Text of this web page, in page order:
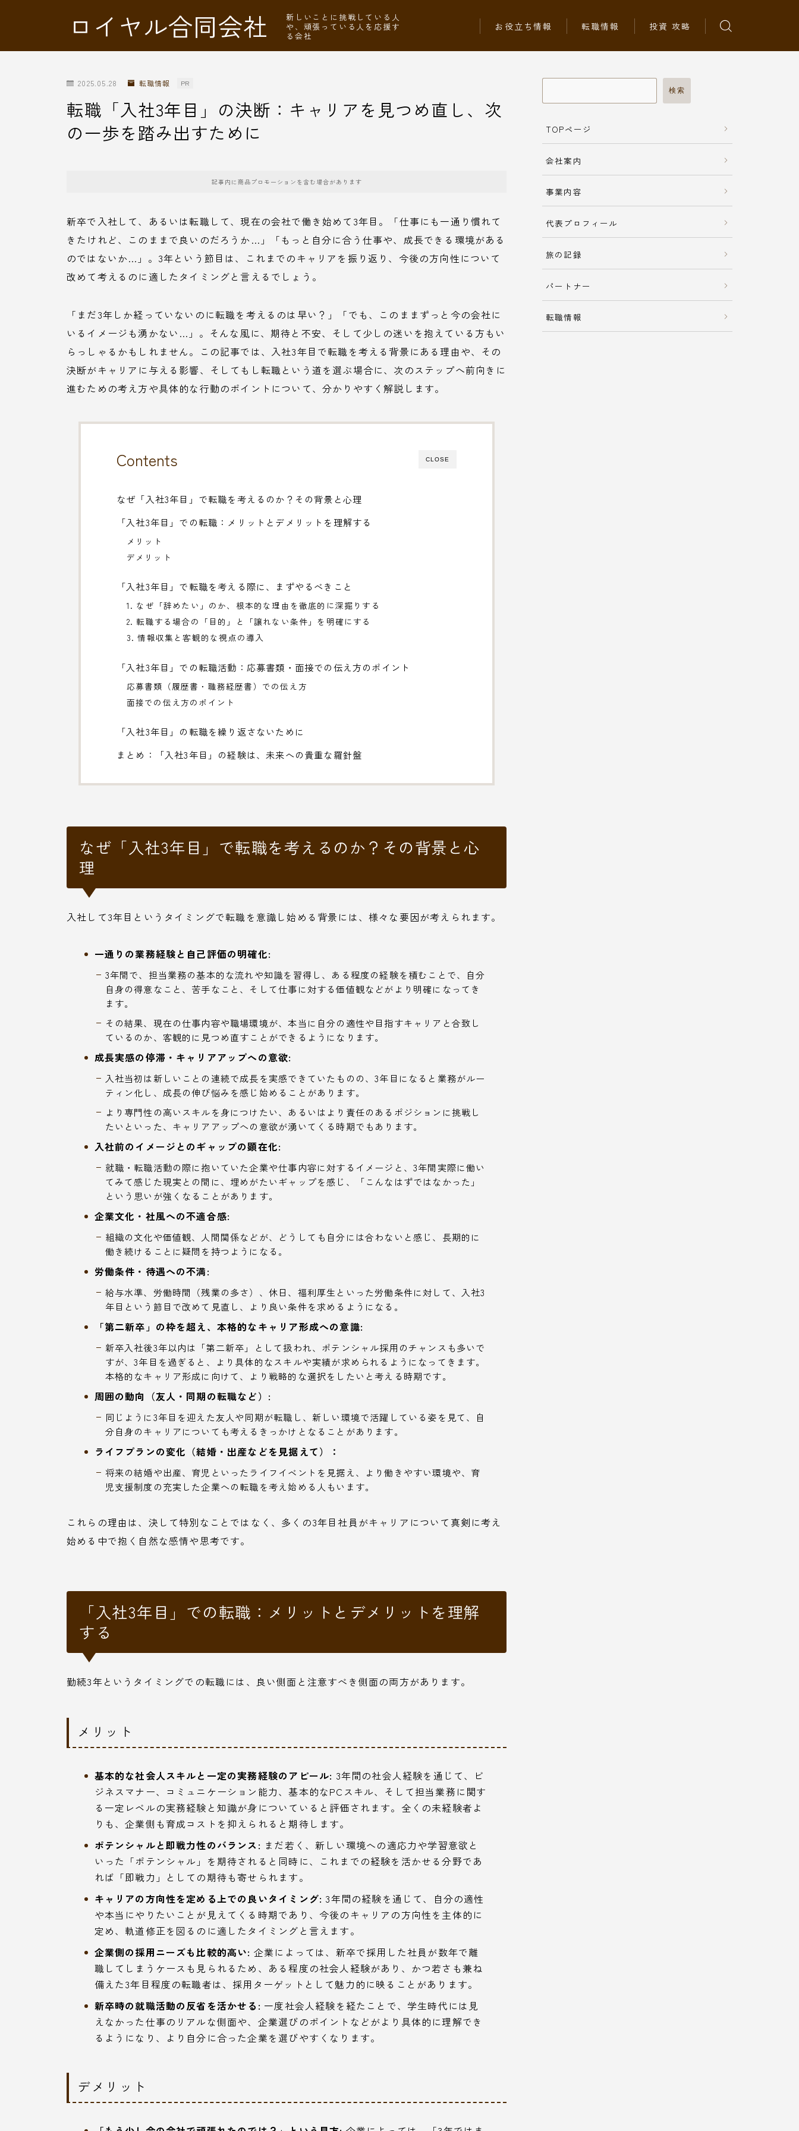
ロイヤル合同会社
新しいことに挑戦している人
や、頑張っている人を応援す
る会社
お役立ち情報 転職情報 投資 攻略
2025.05.28 転職情報 PR
転職「入社3年目」の決断：キャリアを見つめ直し、次
の一歩を踏み出すために
記事内に商品プロモーションを含む場合があります
新卒で入社して、あるいは転職して、現在の会社で働き始めて3年目。「仕事にも一通り慣れて
きたけれど、このままで良いのだろうか…」「もっと自分に合う仕事や、成長できる環境がある
のではないか…」。3年という節目は、これまでのキャリアを振り返り、今後の方向性について
改めて考えるのに適したタイミングと言えるでしょう。
「まだ3年しか経っていないのに転職を考えるのは早い？」「でも、このままずっと今の会社に
いるイメージも湧かない…」。そんな風に、期待と不安、そして少しの迷いを抱えている方もい
らっしゃるかもしれません。この記事では、入社3年目で転職を考える背景にある理由や、その
決断がキャリアに与える影響、そしてもし転職という道を選ぶ場合に、次のステップへ前向きに
進むための考え方や具体的な行動のポイントについて、分かりやすく解説します。
CLOSE
Contents
なぜ「入社3年目」で転職を考えるのか？その背景と心理
「入社3年目」での転職：メリットとデメリットを理解する
メリット
デメリット
「入社3年目」で転職を考える際に、まずやるべきこと
1. なぜ「辞めたい」のか、根本的な理由を徹底的に深掘りする
2. 転職する場合の「目的」と「譲れない条件」を明確にする
3. 情報収集と客観的な視点の導入
「入社3年目」での転職活動：応募書類・面接での伝え方のポイント
応募書類（履歴書・職務経歴書）での伝え方
面接での伝え方のポイント
「入社3年目」の転職を繰り返さないために
まとめ：「入社3年目」の経験は、未来への貴重な羅針盤
なぜ「入社3年目」で転職を考えるのか？その背景と心
理
入社して3年目というタイミングで転職を意識し始める背景には、様々な要因が考えられます。
一通りの業務経験と自己評価の明確化:
3年間で、担当業務の基本的な流れや知識を習得し、ある程度の経験を積むことで、自分
自身の得意なこと、苦手なこと、そして仕事に対する価値観などがより明確になってき
ます。
その結果、現在の仕事内容や職場環境が、本当に自分の適性や目指すキャリアと合致し
ているのか、客観的に見つめ直すことができるようになります。
成長実感の停滞・キャリアアップへの意欲:
入社当初は新しいことの連続で成長を実感できていたものの、3年目になると業務がルー
ティン化し、成長の伸び悩みを感じ始めることがあります。
より専門性の高いスキルを身につけたい、あるいはより責任のあるポジションに挑戦し
たいといった、キャリアアップへの意欲が湧いてくる時期でもあります。
入社前のイメージとのギャップの顕在化:
就職・転職活動の際に抱いていた企業や仕事内容に対するイメージと、3年間実際に働い
てみて感じた現実との間に、埋めがたいギャップを感じ、「こんなはずではなかった」
という思いが強くなることがあります。
企業文化・社風への不適合感:
組織の文化や価値観、人間関係などが、どうしても自分には合わないと感じ、長期的に
働き続けることに疑問を持つようになる。
労働条件・待遇への不満:
給与水準、労働時間（残業の多さ）、休日、福利厚生といった労働条件に対して、入社3
年目という節目で改めて見直し、より良い条件を求めるようになる。
「第二新卒」の枠を超え、本格的なキャリア形成への意識:
新卒入社後3年以内は「第二新卒」として扱われ、ポテンシャル採用のチャンスも多いで
すが、3年目を過ぎると、より具体的なスキルや実績が求められるようになってきます。
本格的なキャリア形成に向けて、より戦略的な選択をしたいと考える時期です。
周囲の動向（友人・同期の転職など）:
同じように3年目を迎えた友人や同期が転職し、新しい環境で活躍している姿を見て、自
分自身のキャリアについても考えるきっかけとなることがあります。
ライフプランの変化（結婚・出産などを見据えて）：
将来の結婚や出産、育児といったライフイベントを見据え、より働きやすい環境や、育
児支援制度の充実した企業への転職を考え始める人もいます。
これらの理由は、決して特別なことではなく、多くの3年目社員がキャリアについて真剣に考え
始める中で抱く自然な感情や思考です。
「入社3年目」での転職：メリットとデメリットを理解
する
勤続3年というタイミングでの転職には、良い側面と注意すべき側面の両方があります。
メリット
基本的な社会人スキルと一定の実務経験のアピール: 3年間の社会人経験を通じて、ビ
ジネスマナー、コミュニケーション能力、基本的なPCスキル、そして担当業務に関す
る一定レベルの実務経験と知識が身についていると評価されます。全くの未経験者よ
りも、企業側も育成コストを抑えられると期待します。
ポテンシャルと即戦力性のバランス: まだ若く、新しい環境への適応力や学習意欲と
いった「ポテンシャル」を期待されると同時に、これまでの経験を活かせる分野であ
れば「即戦力」としての期待も寄せられます。
キャリアの方向性を定める上での良いタイミング: 3年間の経験を通じて、自分の適性
や本当にやりたいことが見えてくる時期であり、今後のキャリアの方向性を主体的に
定め、軌道修正を図るのに適したタイミングと言えます。
企業側の採用ニーズも比較的高い: 企業によっては、新卒で採用した社員が数年で離
職してしまうケースも見られるため、ある程度の社会人経験があり、かつ若さも兼ね
備えた3年目程度の転職者は、採用ターゲットとして魅力的に映ることがあります。
新卒時の就職活動の反省を活かせる: 一度社会人経験を経たことで、学生時代には見
えなかった仕事のリアルな側面や、企業選びのポイントなどがより具体的に理解でき
るようになり、より自分に合った企業を選びやすくなります。
デメリット
検索
TOPページ
会社案内
事業内容
代表プロフィール
旅の記録
パートナー
転職情報